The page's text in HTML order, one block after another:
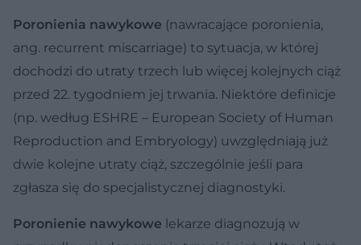
Poronienia nawykowe (nawracające poronienia,
ang. recurrent miscarriage) to sytuacja, w której
dochodzi do utraty trzech lub więcej kolejnych ciąż
przed 22. tygodniem jej trwania. Niektóre definicje
(np. według ESHRE – European Society of Human
Reproduction and Embryology) uwzględniają już
dwie kolejne utraty ciąż, szczególnie jeśli para
zgłasza się do specjalistycznej diagnostyki.
Poronienie nawykowe lekarze diagnozują w